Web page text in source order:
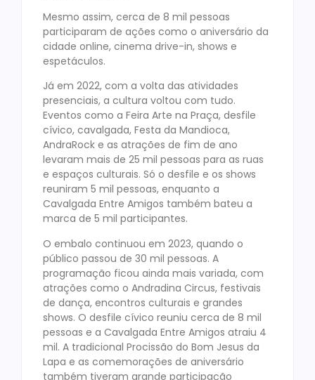
Mesmo assim, cerca de 8 mil pessoas
participaram de ações como o aniversário da
cidade online, cinema drive-in, shows e
espetáculos.
Já em 2022, com a volta das atividades
presenciais, a cultura voltou com tudo.
Eventos como a Feira Arte na Praça, desfile
cívico, cavalgada, Festa da Mandioca,
AndraRock e as atrações de fim de ano
levaram mais de 25 mil pessoas para as ruas
e espaços culturais. Só o desfile e os shows
reuniram 5 mil pessoas, enquanto a
Cavalgada Entre Amigos também bateu a
marca de 5 mil participantes.
O embalo continuou em 2023, quando o
público passou de 30 mil pessoas. A
programação ficou ainda mais variada, com
atrações como o Andradina Circus, festivais
de dança, encontros culturais e grandes
shows. O desfile cívico reuniu cerca de 8 mil
pessoas e a Cavalgada Entre Amigos atraiu 4
mil. A tradicional Procissão do Bom Jesus da
Lapa e as comemorações de aniversário
também tiveram grande participação